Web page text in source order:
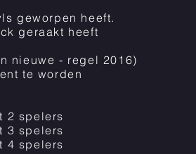
geworpen heeft.
geraakt heeft
nieuwe - regel 2016)
te worden
2 spelers
3 spelers
4 spelers